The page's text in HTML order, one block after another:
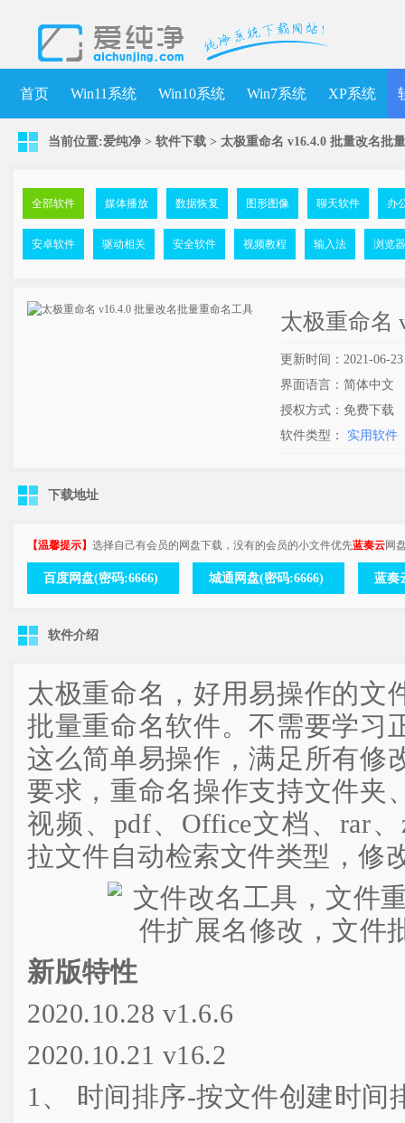
首页 Win11系统 Win10系统 Win7系统 XP系统
当前位置:爱纯净 > 软件下载 > 太极重命名 v16.4.0 批量改名批
全部软件 媒体播放 数据恢复 图形图像 聊天软件 办
安卓软件 驱动相关 安全软件 视频教程 输入法 浏览器
太极重命名
更新时间：2021-06-23
界面语言：简体中文
授权方式：免费下载
软件类型： 实用软件
下载地址
【温馨提示】 选择自己有会员的网盘下载，没有的会员的小文件优先蓝奏云网
百度网盘(密码:6666) 城通网盘(密码:6666) 蓝奏
软件介绍
太极重命名，好用易操作的文
批量重命名软件。不需要学习
这么简单易操作，满足所有修
要求，重命名操作支持文件夹
视频、pdf、Office文档、rar
拉文件自动检索文件类型，修
新版特性
2020.10.28 v1.6.6
2020.10.21 v16.2
1、 时间排序-按文件创建时间